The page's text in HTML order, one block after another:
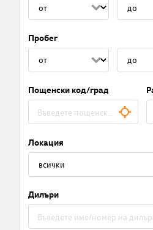
Пробег
Пощенски код/град
Локация
Дилъри